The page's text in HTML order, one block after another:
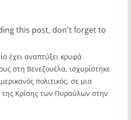
this post, don't forget to
έχει αναπτύξει κρυφά
στη Βενεζουέλα, ισχυρίστηκε
πολιτικός, σε μια
της Κρίσης των Πυραύλων στην